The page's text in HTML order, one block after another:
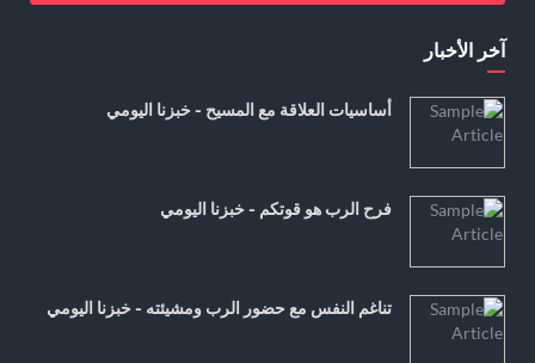
آخر الأخبار
أساسيات العلاقة مع المسيح - خبزنا اليومي
فرح الرب هو قوتكم - خبزنا اليومي
تناغم النفس مع حضور الرب ومشيئته - خبزنا اليومي